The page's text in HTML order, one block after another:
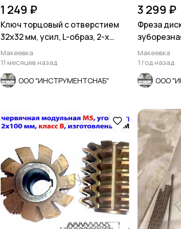
1 249 ₽
Ключ торцовый с отверстием
32х32 мм, усил, L-образ, 2-х
сторон, Cr-V.
Макеевка
11 месяцев назад
ООО "ИНСТРУМЕНТСНАБ"
3 299 ₽
Фреза
Z12, к-т 8 шт
Макеевка
1 год назад
ООО